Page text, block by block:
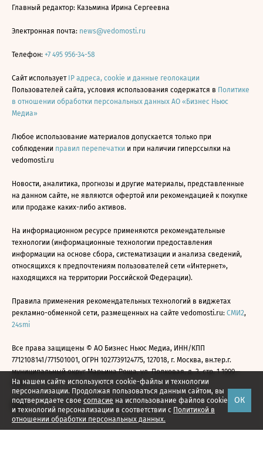
На нашем сайте используются cookie-файлы и технологии
персонализации. Продолжая пользоваться данным сайтом, вы
подтверждаете свое согласие на использование файлов cookie
и технологий персонализации в соответствии с Политикой в
отношении обработки персональных данных.
ОК
Главный редактор: Казьмина Ирина Сергеевна
Электронная почта: news@vedomosti.ru
Телефон: +7 495 956-34-58
Сайт использует IP адреса, cookie и данные геолокации
Пользователей сайта, условия использования содержатся в Политике
в отношении обработки персональных данных АО «Бизнес Ньюс
Медиа»
Любое использование материалов допускается только при
соблюдении правил перепечатки и при наличии гиперссылки на
vedomosti.ru
Новости, аналитика, прогнозы и другие материалы, представленные
на данном сайте, не являются офертой или рекомендацией к покупке
или продаже каких-либо активов.
На информационном ресурсе применяются рекомендательные
технологии (информационные технологии предоставления
информации на основе сбора, систематизации и анализа сведений,
относящихся к предпочтениям пользователей сети «Интернет»,
находящихся на территории Российской Федерации).
Правила применения рекомендательных технологий в виджетах
рекламно-обменной сети, размещенных на сайте vedomosti.ru: СМИ2,
24smi
Все права защищены © АО Бизнес Ньюс Медиа, ИНН/КПП
7712108141/771501001, ОГРН 1027739124775, 127018, г. Москва, вн.тер.г.
муниципальный округ Марьина Роща, ул. Полковая, д. 3, стр. 1 1999—
2026